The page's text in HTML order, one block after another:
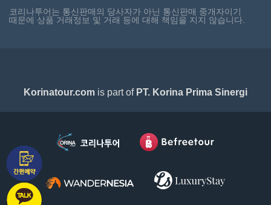
코리나투어는 통신판매의 당사자가 아닌 통신판매 중개자이기
때문에 상품 거래정보 및 거래 등에 대해 책임을 지지 않습니다.
Korinatour.com is part of PT. Korina Prima Sinergi